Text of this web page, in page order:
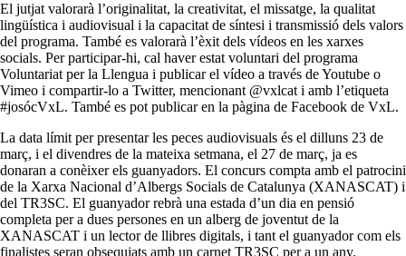
El jutjat valorarà l’originalitat, la creativitat, el missatge, la qualitat
lingüística i audiovisual i la capacitat de síntesi i transmissió dels valors
del programa. També es valorarà l’èxit dels vídeos en les xarxes
socials. Per participar-hi, cal haver estat voluntari del programa
Voluntariat per la Llengua i publicar el vídeo a través de Youtube o
Vimeo i compartir-lo a Twitter, mencionant @vxlcat i amb l’etiqueta
#josócVxL. També es pot publicar en la pàgina de Facebook de VxL.
La data límit per presentar les peces audiovisuals és el dilluns 23 de
març, i el divendres de la mateixa setmana, el 27 de març, ja es
donaran a conèixer els guanyadors. El concurs compta amb el patrocini
de la Xarxa Nacional d’Albergs Socials de Catalunya (XANASCAT) i
del TR3SC. El guanyador rebrà una estada d’un dia en pensió
completa per a dues persones en un alberg de joventut de la
XANASCAT i un lector de llibres digitals, i tant el guanyador com els
finalistes seran obsequiats amb un carnet TR3SC per a un any.